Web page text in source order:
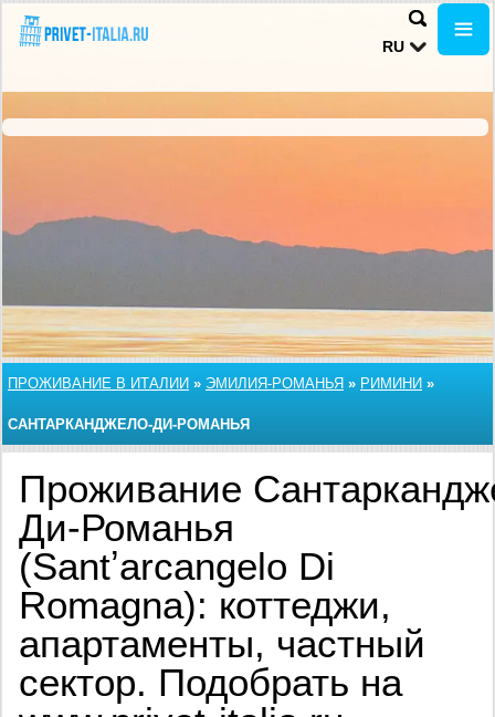
RU
ПРОЖИВАНИЕ В ИТАЛИИ » ЭМИЛИЯ-РОМАНЬЯ » РИМИНИ »
САНТАРКАНДЖЕЛО-ДИ-РОМАНЬЯ
Проживание
Ди-Романья
(Santʼarcangelo Di
Romagna): коттеджи,
апартаменты, частный
сектор. Подобрать на